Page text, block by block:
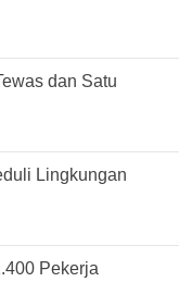
dan Satu
Lingkungan
Pekerja